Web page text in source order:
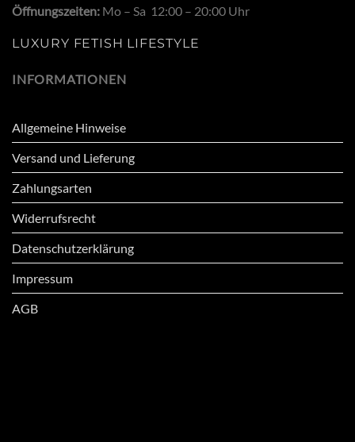
Öffnungszeiten: Mo – Sa 12:00 – 20:00 Uhr
LUXURY FETISH LIFESTYLE
INFORMATIONEN
Allgemeine Hinweise
Versand und Lieferung
Zahlungsarten
Widerrufsrecht
Datenschutzerklärung
Impressum
AGB